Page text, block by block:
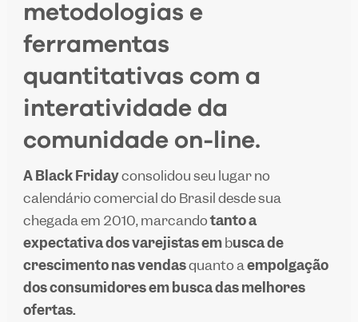
metodologias e
ferramentas
quantitativas com a
interatividade da
comunidade on-line.
A Black Fridayconsolidou seu lugar no
calendário comercial do Brasil desde sua
chegada em 2010, marcandotanto a
expectativa dos varejistas embusca de
crescimento nas vendasquanto aempolgação
dos consumidores em busca das melhores
ofertas.